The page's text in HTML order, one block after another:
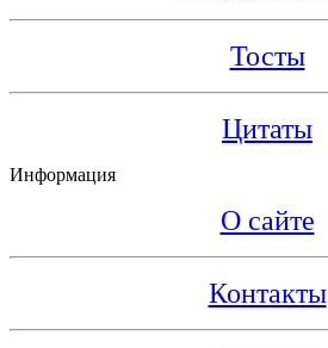
Тосты
Цитаты
Информация
О сайте
Контакты